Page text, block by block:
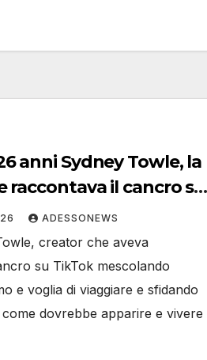
anni Sydney Towle, la
raccontava il cancro su
ADESSONEWS
creator che aveva
su TikTok mescolando
e voglia di viaggiare e sfidando
dovrebbe apparire e vivere